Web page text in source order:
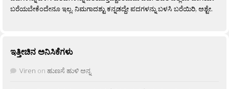
ಬರೆಯಬೇಕೆಂದೇನೂ ಇಲ್ಲ. ನಿಮಗಾದಶ್ಟು ಕನ್ನಡದ್ದೇ ಪದಗಳನ್ನು ಬಳಸಿ ಬರೆಯಿರಿ, ಅಶ್ಟೇ.
ಇತ್ತೀಚಿನ ಅನಿಸಿಕೆಗಳು
Viren on ಹುಣಸೆ ಹುಳಿ ಅನ್ನ